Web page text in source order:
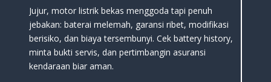
Jujur, motor listrik bekas menggoda tapi penuh
jebakan: baterai melemah, garansi ribet, modifikasi
berisiko, dan biaya tersembunyi. Cek battery history,
minta bukti servis, dan pertimbangin asuransi
kendaraan biar aman.